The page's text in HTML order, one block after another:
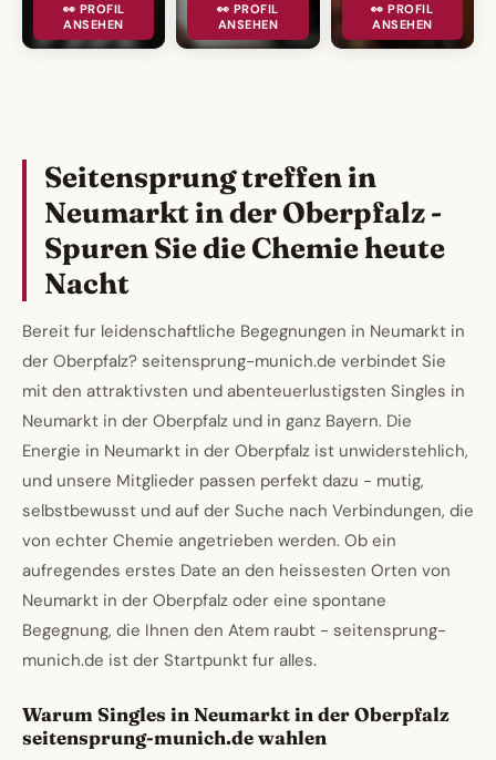
👀 PROFIL
ANSEHEN
👀 PROFIL
ANSEHEN
👀 PROFIL
ANSEHEN
Seitensprung treffen in
Neumarkt in der Oberpfalz -
Spuren Sie die Chemie heute
Nacht
Bereit fur leidenschaftliche Begegnungen in Neumarkt in
der Oberpfalz? seitensprung-munich.de verbindet Sie
mit den attraktivsten und abenteuerlustigsten Singles in
Neumarkt in der Oberpfalz und in ganz Bayern. Die
Energie in Neumarkt in der Oberpfalz ist unwiderstehlich,
und unsere Mitglieder passen perfekt dazu - mutig,
selbstbewusst und auf der Suche nach Verbindungen, die
von echter Chemie angetrieben werden. Ob ein
aufregendes erstes Date an den heissesten Orten von
Neumarkt in der Oberpfalz oder eine spontane
Begegnung, die Ihnen den Atem raubt - seitensprung-
munich.de ist der Startpunkt fur alles.
Warum Singles in Neumarkt in der Oberpfalz
seitensprung-munich.de wahlen